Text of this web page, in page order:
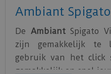
Ambiant
De AmbiantSpigato
zijn gemakkelijk te
gebruik van het click
gemakkelijk en snel